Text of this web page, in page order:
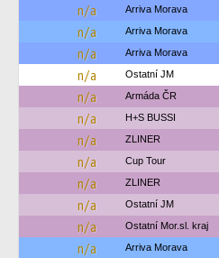
n/a Arriva Morava
n/a Arriva Morava
n/a Arriva Morava
n/a Ostatní JM
n/a Armáda ČR
n/a H+S BUSSI
n/a ZLINER
n/a Cup Tour
n/a ZLINER
n/a Ostatní JM
n/a Ostatní Mor.sl. kraj
n/a Arriva Morava